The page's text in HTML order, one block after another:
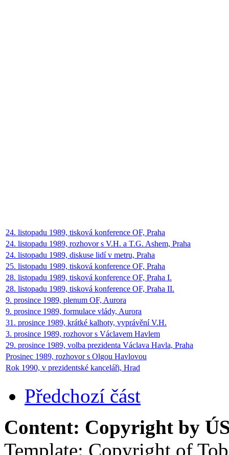
24. listopadu 1989, tisková konference OF, Praha
24. listopadu 1989, rozhovor s V.H. a T.G. Ashem, Praha
24. listopadu 1989, diskuse lidí v metru, Praha
25. listopadu 1989, tisková konference OF, Praha
28. listopadu 1989, tisková konference OF, Praha I.
28. listopadu 1989, tisková konference OF, Praha II.
9. prosince 1989, plenum OF, Aurora
9. prosince 1989, formulace vlády, Aurora
31. prosince 1989, krátké kalhoty, vyprávění V.H.
3. prosince 1989, rozhovor s Václavem Havlem
29. prosince 1989, volba prezidenta Václava Havla, Praha
Prosinec 1989, rozhovor s Olgou Havlovou
Rok 1990, v prezidentské kanceláři, Hrad
Předchozí část
Content: Copyright by
Template: Copyright of